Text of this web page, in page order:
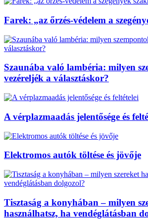
Farek: „az őrzés-védelem a
Szaunába való lambéria: milyen
vezéreljék a választáskor?
A vérplazmaadás jelentősége és
Elektromos autók töltése és jövője
Tisztaság a konyhában – milyen
használhatsz, ha vendéglátásban